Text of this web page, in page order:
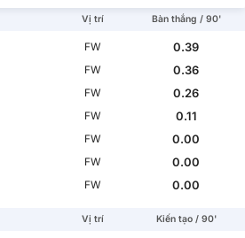
Vị trí Bàn thắng / 90'
FW
0.39
FW
0.36
FW
0.26
FW
0.11
FW
0.00
FW
0.00
FW 0.00
Vị trí Kiến tạo / 90'